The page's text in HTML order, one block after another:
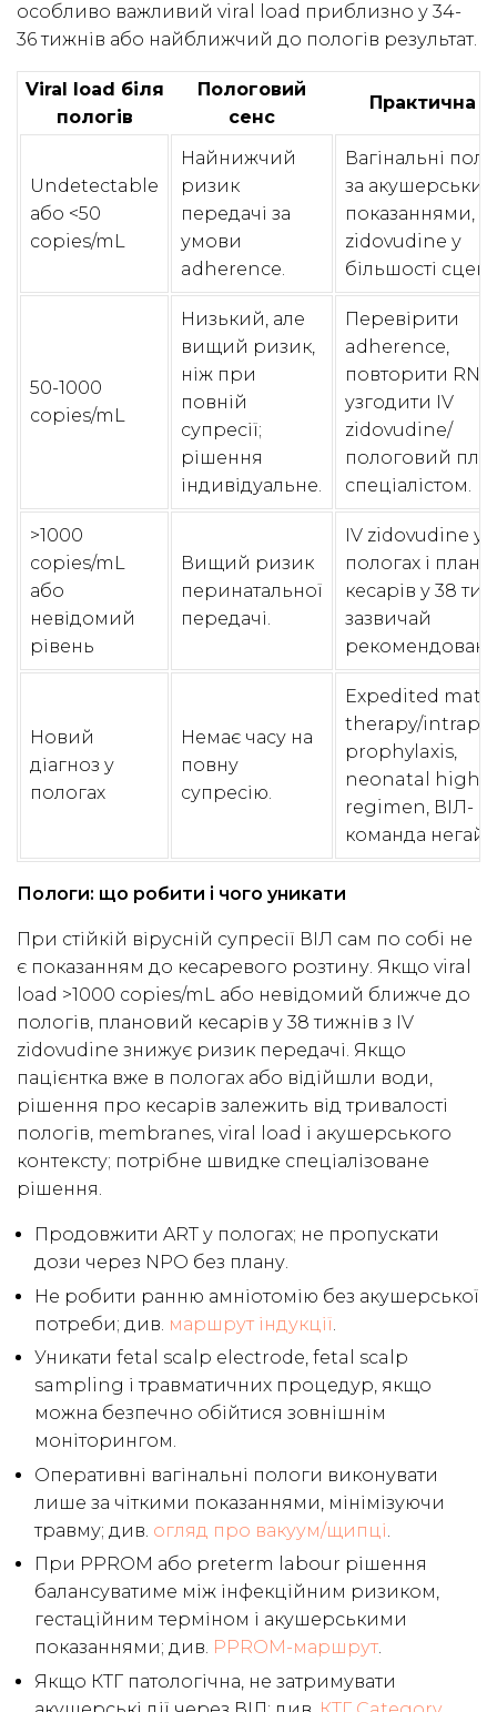
особливо важливий viral load приблизно у 34-
36 тижнів або найближчий до пологів результат.
Viral load біля
пологів
Пологовий
сенс
Практична
Undetectable
або <50
copies/mL
Найнижчий
ризик
передачі за
умови
adherence.
Вагінальні
за
показаннями,
zidovudine у
більшості
50-1000
copies/mL
Низький, але
вищий ризик,
ніж при
повній
супресії;
рішення
індивідуальне.
Перевірити
adherence,
повторити RNA,
узгодити IV
zidovudine/
пологовий
спеціалістом.
>1000
copies/mL
або
невідомий
рівень
Вищий ризик
перинатальної
передачі.
IV zidovudine у
пологах і
кесарів у 38
зазвичай
рекомендовані.
Новий
діагноз у
пологах
Немає часу на
повну
супресію.
Expedited
therapy/
prophylaxis,
neonatal high-
regimen, ВІЛ-
команда
Пологи: що робити і чого уникати
При стійкій вірусній супресії ВІЛ сам по собі не
є показанням до кесаревого розтину. Якщо viral
load >1000 copies/mL або невідомий ближче до
пологів, плановий кесарів у 38 тижнів з IV
zidovudine знижує ризик передачі. Якщо
пацієнтка вже в пологах або відійшли води,
рішення про кесарів залежить від тривалості
пологів, membranes, viral load і акушерського
контексту; потрібне швидке спеціалізоване
рішення.
Продовжити ART у пологах; не пропускати
дози через NPO без плану.
Не робити ранню амніотомію без акушерської
потреби; див. маршрут індукції
Уникати fetal scalp electrode, fetal scalp
sampling і травматичних процедур, якщо
можна безпечно обійтися зовнішнім
моніторингом.
Оперативні вагінальні пологи виконувати
лише за чіткими показаннями, мінімізуючи
травму; див. огляд про вакуум/щипці.
При PPROM або preterm labour рішення
балансуватиме між інфекційним ризиком,
гестаційним терміном і акушерськими
показаннями; див. PPROM-маршрут.
Якщо КТГ патологічна, не затримувати